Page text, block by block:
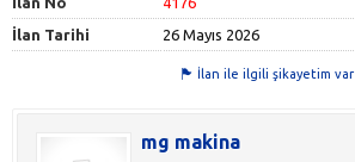
İlan Tarihi
26 Mayıs 2026
İlan ile ilgili şikayetim var
mg makina